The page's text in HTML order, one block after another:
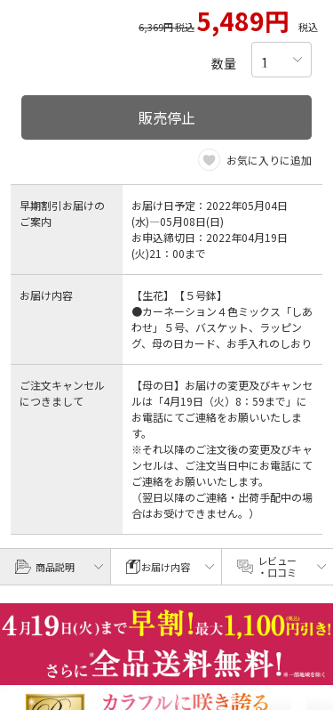
6,369円 税込5,489円 税込
数量
販売停止
お気に入りに追加
早期割引お届けの
ご案内
お届け日予定：2022年05月04日
(水)―05月08日(日)
お申込締切日：2022年04月19日
(火)21：00まで
お届け内容
【生花】【５号鉢】
●カーネーション４色ミックス「しあ
わせ」５号、バスケット、ラッピン
グ、母の日カード、お手入れのしおり
ご注文キャンセル
につきまして
【母の日】お届けの変更及びキャンセ
ルは「4月19日（火）8：59まで」に
お電話にてご連絡をお願いいたしま
す。
※それ以降のご注文後の変更及びキャ
ンセルは、ご注文当日中にお電話にて
ご連絡をお願いいたします。
（翌日以降のご連絡・出荷手配中の場
合はお受けできません。）
商品説明 お届け内容
レビュー
・口コミ